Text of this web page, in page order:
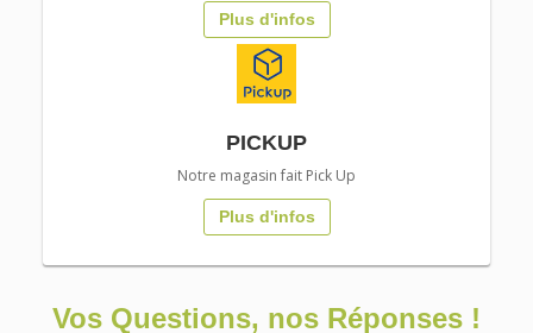
Plus d'infos
PICKUP
Notre magasin fait Pick Up
Plus d'infos
Vos Questions, nos Réponses !